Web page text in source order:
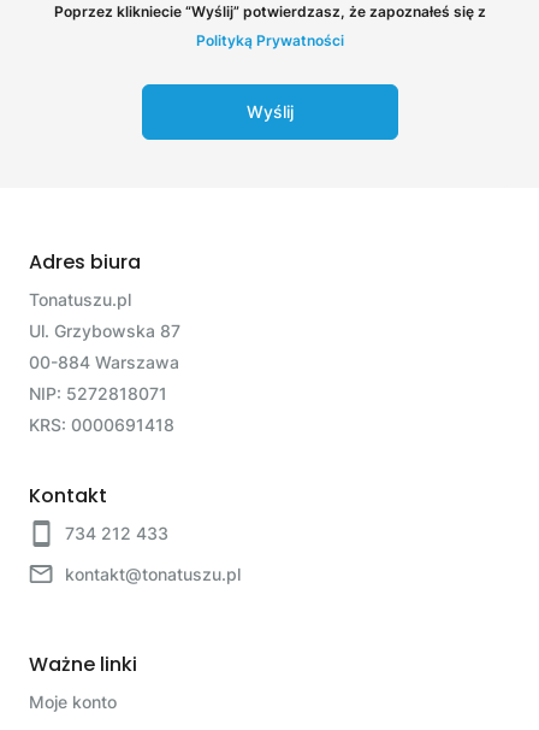
Poprzez klikniecie “Wyślij” potwierdzasz, że zapoznałeś się z
Polityką Prywatności
Wyślij
Adres biura
Tonatuszu.pl
Ul. Grzybowska 87
00-884 Warszawa
NIP: 5272818071
KRS: 0000691418
Kontakt
734 212 433
kontakt@tonatuszu.pl
Ważne linki
Moje konto